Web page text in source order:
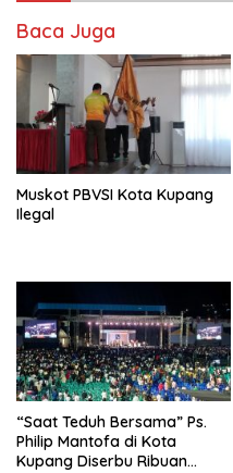
Baca Juga
Muskot PBVSI Kota Kupang
Ilegal
“Saat Teduh Bersama” Ps.
Philip Mantofa di Kota
Kupang Diserbu Ribuan